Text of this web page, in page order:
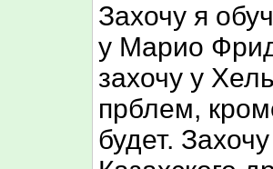
Захочу я
у Марио
захочу у
прблем,
будет.